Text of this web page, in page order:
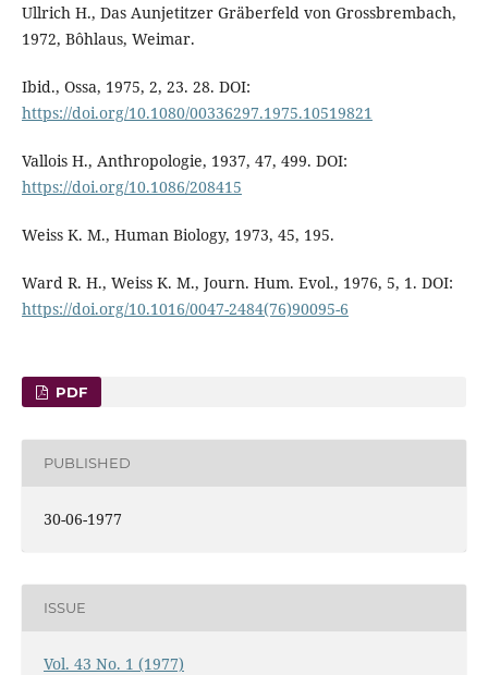
Ullrich H., Das Aunjetitzer Gräberfeld von Grossbrembach,
1972, Bôhlaus, Weimar.
Ibid., Ossa, 1975, 2, 23. 28. DOI:
https://doi.org/10.1080/00336297.1975.10519821
Vallois H., Anthropologie, 1937, 47, 499. DOI:
https://doi.org/10.1086/208415
Weiss K. M., Human Biology, 1973, 45, 195.
Ward R. H., Weiss K. M., Journ. Hum. Evol., 1976, 5, 1. DOI:
https://doi.org/10.1016/0047-2484(76)90095-6
PDF
PUBLISHED
30-06-1977
ISSUE
Vol. 43 No. 1 (1977)